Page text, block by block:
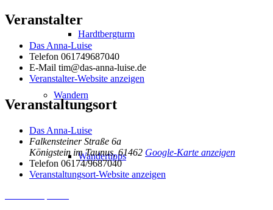
Hardtbergturm
Wandern
Wandertipps
Veranstalter
Das Anna-Luise
Telefon 061749687040
E-Mail tim@das-anna-luise.de
Veranstalter-Website anzeigen
Veranstaltungsort
Das Anna-Luise
Falkensteiner Straße 6a
Königstein im Taunus, 61462 Google-Karte anzeigen
Telefon 06174/9687040
Veranstaltungsort-Website anzeigen